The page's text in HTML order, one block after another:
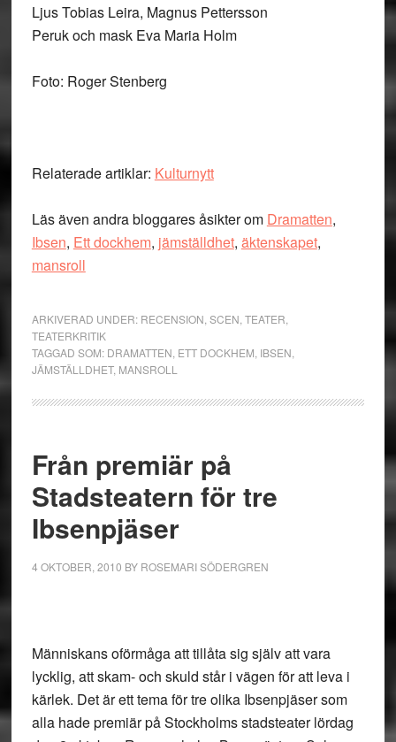
Ljus Tobias Leira, Magnus Pettersson
Peruk och mask Eva Maria Holm
Foto: Roger Stenberg
Relaterade artiklar: Kulturnytt
Läs även andra bloggares åsikter om Dramatten,
Ibsen, Ett dockhem, jämställdhet, äktenskapet,
mansroll
ARKIVERAD UNDER: RECENSION SCEN TEATER
TEATERKRITIK
TAGGAD SOM: DRAMATTEN ETT DOCKHEM IBSEN
JÄMSTÄLLDHET, MANSROLL
Från premiär på
Stadsteatern för tre
Ibsenpjäser
4 OKTOBER, 2010 BY ROSEMARI SÖDERGREN
Människans oförmåga att tillåta sig själv att vara
lycklig, att skam- och skuld står i vägen för att leva i
kärlek. Det är ett tema för tre olika Ibsenpjäser som
alla hade premiär på Stockholms stadsteater lördag